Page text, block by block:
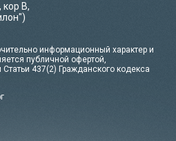
кор В,
информационный характер и
публичной офертой,
437(2) Гражданского кодекса